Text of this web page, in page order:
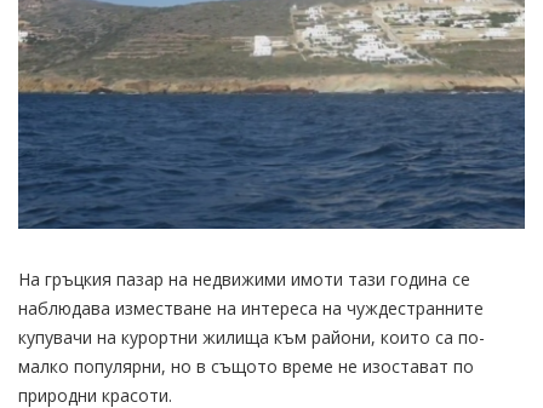
На гръцкия пазар на недвижими имоти тази година се
наблюдава изместване на интереса на чуждестранните
купувачи на курортни жилища към райони, които са по-
малко популярни, но в същото време не изостават по
природни красоти.